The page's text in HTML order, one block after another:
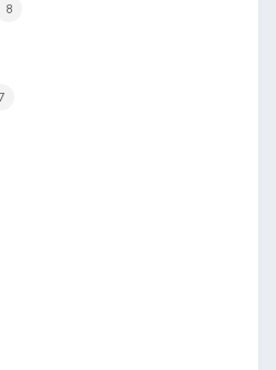
8
7